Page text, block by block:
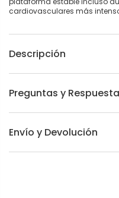
cardiovasculares más
Descripción
Preguntas y
Envío y Devolución